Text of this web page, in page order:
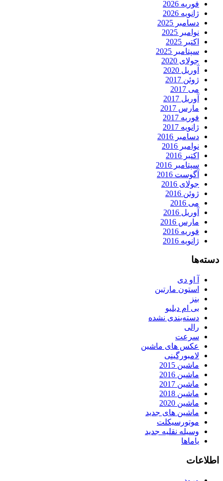
فوریه 2026
ژانویه 2026
دسامبر 2025
نوامبر 2025
اکتبر 2025
سپتامبر 2025
جولای 2020
آوریل 2020
ژوئن 2017
می 2017
آوریل 2017
مارس 2017
فوریه 2017
ژانویه 2017
دسامبر 2016
نوامبر 2016
اکتبر 2016
سپتامبر 2016
آگوست 2016
جولای 2016
ژوئن 2016
می 2016
آوریل 2016
مارس 2016
فوریه 2016
ژانویه 2016
دسته‌ها
آ او دی
استون مارتین
بنز
بی ام دبلیو
دسته‌بندی نشده
رالی
سرعت
عکس های ماشین
لامبورگینی
ماشین 2015
ماشین 2016
ماشین 2017
ماشین 2018
ماشین 2020
ماشین های جدید
موتورسیکلت
وسیله نقلیه جدید
یاماها
اطلاعات